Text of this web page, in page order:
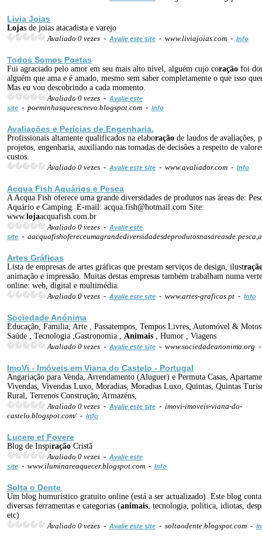
Livia Joias
Lojas de joias atacadista e varejo
Avaliado 0 vezes - Avalie este site - www.liviajoias.com - Info
Todos Somos Poetas
Fui agraciado pelo amor em seu mais alto nível, alguém cujo coração foi
alguém que ama e é amado, mesmo sem saber completamente o que isso
Mas eu vou descobrindo a cada momento.
Avaliado 0 vezes - Avalie este
site - poeminhasqueescrevo.blogspot.com - Info
Avaliações e Perícias de Engenharia.
Profissionais altamente qualificados na elaboração de laudos de avaliações,
projetos, engenharia, auxiliando nas tomadas de decisões a respeito de
custos.
Avaliado 0 vezes - Avalie este site - www.avaliador.com - Info
Acqua Fish Aquários e Pesca
A Acqua Fish oferece uma grande diversidades de produtos nas áreas de:
Aquário e Camping. E-mail: acqua.fish@hotmail.com Site:
www. lojaacquafish.com.br
Avaliado 0 vezes - Avalie este
site -
Artes Gráficas
Lista de empresas de artes gráficas que prestam serviços de design, ilust
animação e impressão. Muitas destas empresas também trabalham numa
online: web, digital e multimédia.
Avaliado 0 vezes - Avalie este site - www.artes-graficas.pt - Info
Sociedade Anónima
Educação, Familia, Arte , Passatempos, Tempos Livres, Automóvel &
Saúde , Tecnologia ,Gastronomia , Animais , Humor , Viagens
Avaliado 0 vezes - Avalie este site - www.sociedadeanonima.org
ImoVi - Imóveis em Viana do Castelo - Portugal
Angariação para Venda, Arrendamento (Aluguer) e Permuta Casas,
Vivendas, Vivendas Luxo, Moradias, Moradias Luxo, Quintas, Quintas
Rural, Terrenos Construção, Armazéns,
Avaliado 0 vezes - Avalie este site - imovi-imoveis-viana-do-
castelo.blogspot.com/ - Info
Lucere et Fovere
Blog de Inspiração Cristã
Avaliado 0 vezes - Avalie este
site - www.iluminareaquecer.blogspot.com - Info
Solta o Dente
Um blog humurístico gratuito online (está a ser actualizado). Este blog
diversas ferramentas e categorias (animais , tecnologia, política, idiotas,
etc)
Avaliado 0 vezes - Avalie este site - soltaodente.blogspot.com -